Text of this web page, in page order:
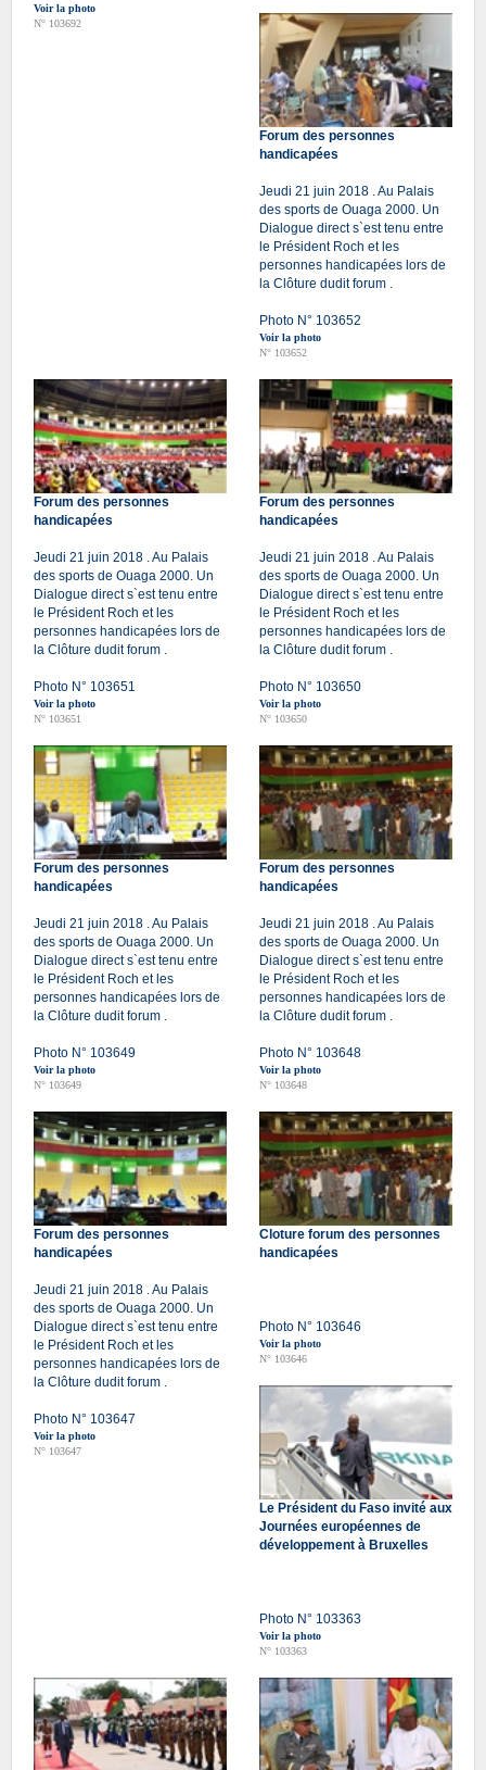
Voir la photo
N° 103692
Forum des personnes
handicapées
Jeudi 21 juin 2018 . Au Palais
des sports de Ouaga 2000. Un
Dialogue direct s`est tenu entre
le Président Roch et les
personnes handicapées lors de
la Clôture dudit forum .
Photo N° 103652
Voir la photo
N° 103652
Forum des personnes
handicapées
Jeudi 21 juin 2018 . Au Palais
des sports de Ouaga 2000. Un
Dialogue direct s`est tenu entre
le Président Roch et les
personnes handicapées lors de
la Clôture dudit forum .
Photo N° 103651
Voir la photo
N° 103651
Forum des personnes
handicapées
Jeudi 21 juin 2018 . Au Palais
des sports de Ouaga 2000. Un
Dialogue direct s`est tenu entre
le Président Roch et les
personnes handicapées lors de
la Clôture dudit forum .
Photo N° 103650
Voir la photo
N° 103650
Forum des personnes
handicapées
Jeudi 21 juin 2018 . Au Palais
des sports de Ouaga 2000. Un
Dialogue direct s`est tenu entre
le Président Roch et les
personnes handicapées lors de
la Clôture dudit forum .
Photo N° 103649
Voir la photo
N° 103649
Forum des personnes
handicapées
Jeudi 21 juin 2018 . Au Palais
des sports de Ouaga 2000. Un
Dialogue direct s`est tenu entre
le Président Roch et les
personnes handicapées lors de
la Clôture dudit forum .
Photo N° 103648
Voir la photo
N° 103648
Forum des personnes
handicapées
Jeudi 21 juin 2018 . Au Palais
des sports de Ouaga 2000. Un
Dialogue direct s`est tenu entre
le Président Roch et les
personnes handicapées lors de
la Clôture dudit forum .
Photo N° 103647
Voir la photo
N° 103647
Cloture forum des personnes
handicapées
Photo N° 103646
Voir la photo
N° 103646
Le Président du Faso invité aux
Journées européennes de
développement à Bruxelles
Photo N° 103363
Voir la photo
N° 103363